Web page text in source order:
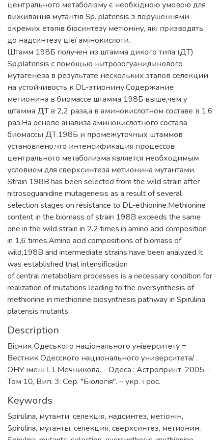
центрального метаболізму є необхідною умовою для
виживання мутантів Sp. platensis з порушеннями
окремих етапів біосинтезу метіоніну, які призводять
до надсинтезу цієї амінокислоти.
Штамм 198Б получен из штамма дикого типа (ДТ)
Sp.platensis с помощью нитрозогуанидинового
мутагенеза в результате нескольких этапов селекции
на устойчивость к DL-этионину.Содержание
метионина в биомассе штамма 198Б выше,чем у
штамма ДТ в 2,2 раза,а в аминокислотном составе в 1,6
раз.На основе анализа аминокислотного состава
биомассы ДТ,198Б и промежуточных штаммов
установлено,что интенсификация процессов
центрального метаболизма является необходимым
условием для сверхсинтеза метионина мутантами.
Strain 198B has been selected from the wild strain after
nitrosoguanidine mutagenesis as a result of several
selection stages on resistance to DL-ethionine.Methionine
content in the biomass of strain 198B exceeds the same
one in the wild strain in 2.2 times,in amino acid composition
in 1,6 times.Amino acid compositions of biomass of
wild,198B and intermediate strains have been analyzed.It
was established that intensification
of central metabolism processes is a necessary condition for
realization of mutations leading to the oversynthesis of
methionine in methionine biosynthesis pathway in Spirulina
platensis mutants.
Description
Вiсник Одеського нацiонального унiверситету =
Вестник Одесского национального университета/
ОНУ імені І. І. Мечникова. - Одеса : Астропринт, 2005. -
Том 10, Вип. 3: Сер. "Біологія". – укр. і рос.
Keywords
Spirulina, мутанти, селекція, надсинтез, метіонін,
Spirulina, мутанты, селекция, сверхсинтез, метионин,